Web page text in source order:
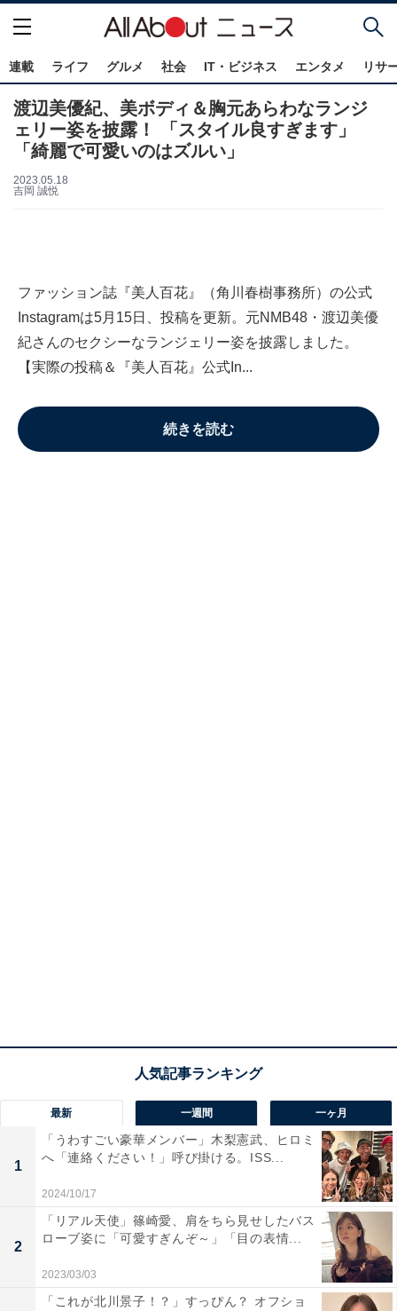
連載 ライフ グルメ 社会 IT・ビジネス エンタメ リサ
渡辺美優紀、美ボディ＆胸元あらわなランジ
ェリー姿を披露！ 「スタイル良すぎます」
「綺麗で可愛いのはズルい」
2023.05.18
吉岡 誠悦
ファッション誌『美人百花』（角川春樹事務所）の公式
Instagramは5月15日、投稿を更新。元NMB48・渡辺美優
紀さんのセクシーなランジェリー姿を披露しました。
【実際の投稿＆『美人百花』公式In...
続きを読む
最新 一週間 一ヶ月
1
「うわすごい豪華メンバー」木梨憲武、ヒロミ
へ「連絡ください！」呼び掛ける。ISS...
2024/10/17
2
「リアル天使」篠崎愛、肩をちら見せしたバス
ローブ姿に「可愛すぎんぞ～」「目の表情...
2023/03/03
「これが北川景子！？」すっぴん？ オフショ